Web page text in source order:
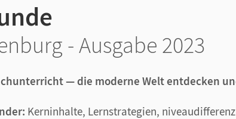
- Ausgabe 2023
— die moderne Welt entdecken
Kerninhalte, Lernstrategien,